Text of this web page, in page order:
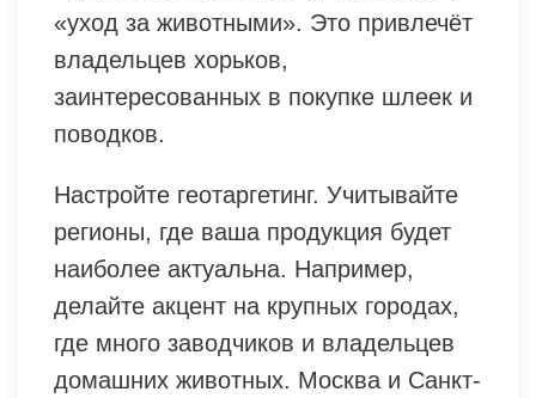
«уход за животными». Это привлечёт
владельцев хорьков,
заинтересованных в покупке шлеек и
поводков.
Настройте геотаргетинг. Учитывайте
регионы, где ваша продукция будет
наиболее актуальна. Например,
делайте акцент на крупных городах,
где много заводчиков и владельцев
домашних животных. Москва и Санкт-